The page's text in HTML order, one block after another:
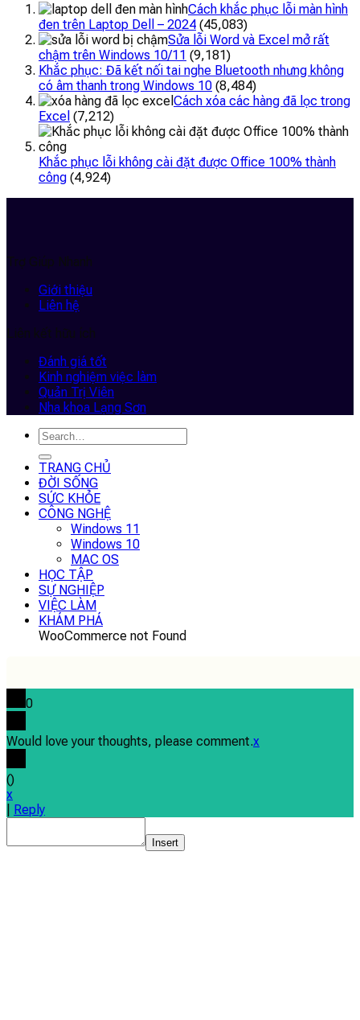
Cách khắc phục lỗi màn hình
đen trên Laptop Dell – 2024 (45,083)
Sửa lỗi Word và Excel mở rất
chậm trên Windows 10/11 (9,181)
Khắc phục: Đã kết nối tai nghe Bluetooth nhưng không
có âm thanh trong Windows 10 (8,484)
Cách xóa các hàng đã lọc trong
Excel (7,212)
Khắc phục lỗi không cài đặt được Office 100% thành
công (4,924)
Trợ Giúp Nhanh
Giới thiệu
Liên hệ
Liên kết hữu ích
Đánh giá tốt
Kinh nghiệm việc làm
Quản Trị Viên
Nha khoa Lạng Sơn
TRANG CHỦ
ĐỜI SỐNG
SỨC KHỎE
CÔNG NGHỆ
Windows 11
Windows 10
MAC OS
HỌC TẬP
SỰ NGHIỆP
VIỆC LÀM
KHÁM PHÁ
WooCommerce not Found
0
Would love your thoughts, please comment.x
()
x
Reply
Insert